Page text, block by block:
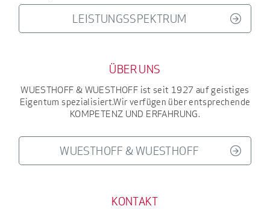
LEISTUNGSSPEKTRUM
ÜBER UNS
WUESTHOFF & WUESTHOFF ist seit 1927 auf geistiges
Eigentum spezialisiert.Wir verfügen über entsprechende
KOMPETENZ UND ERFAHRUNG.
WUESTHOFF & WUESTHOFF
KONTAKT